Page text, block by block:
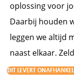
oplossing voor
Daarbij houden
leggen we altijd
naast elkaar.
DIT LEVERT